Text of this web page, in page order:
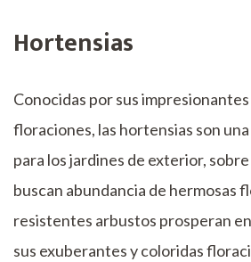
Hortensias
Conocidas por sus
floraciones, las hortensias son
para los jardines de exterior,
buscan abundancia de hermosas
resistentes arbustos prosperan
sus exuberantes y coloridas